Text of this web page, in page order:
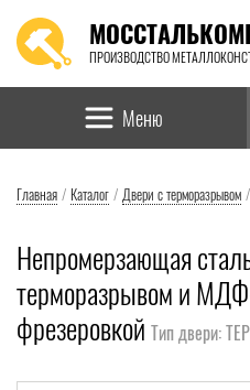
ПРОИЗВОДСТВО
Найти:
Меню
Главная / Каталог / Двери с терморазрывом /
Непромерзающая
терморазрывом и
фрезеровкой Тип двери: